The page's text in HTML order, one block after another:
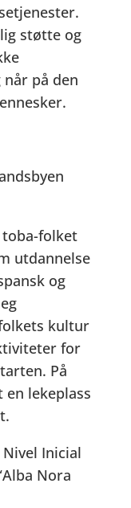
støtte og
på den
folket
utdannelse
og
kultur
for
På
en lekeplass
Inicial
Nora